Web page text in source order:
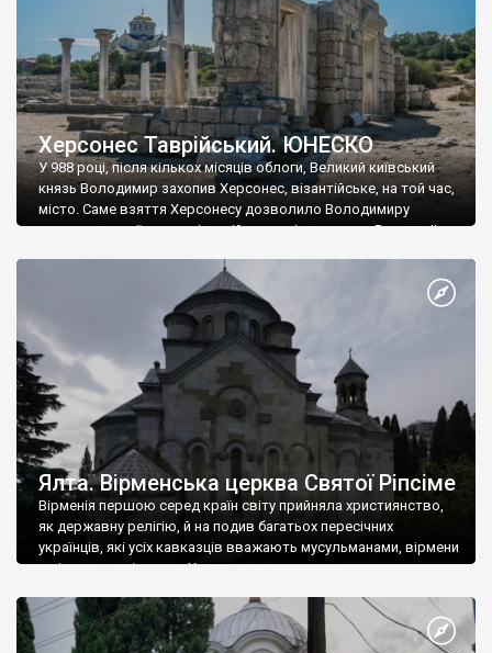
Херсонес Таврійський. ЮНЕСКО
У 988 році, після кількох місяців облоги, Великий київський
князь Володимир захопив Херсонес, візантійське, на той час,
місто. Саме взяття Херсонесу дозволило Володимиру
диктувати свої умови візантійському імператору Василю ІІ, та
Херсонесі Володимир-язичник, став Василем-християнином.
А потім було Хрещення Русі. На честь Херсонесу Таврійського
Ялта. Вірменська церква Святої Ріпсіме
Вірменія першою серед країн світу прийняла християнство,
як державну релігію, й на подив багатьох пересічних
українців, які усіх кавказців вважають мусульманами, вірмени
є відданими вірянами Христа